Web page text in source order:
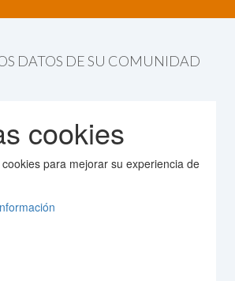
DATOS DE SU COMUNIDAD